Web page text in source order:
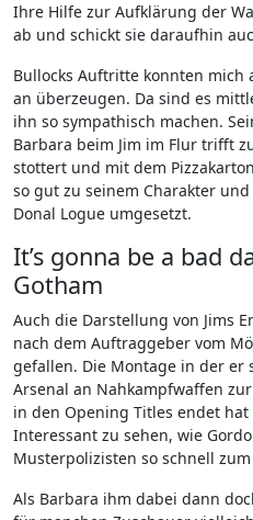
Ihre Hilfe zur Aufklärung der
ab und schickt sie daraufhin
Bullocks Auftritte konnten mich
an überzeugen. Da sind es
ihn so sympathisch machen.
Barbara beim Jim im Flur trifft
stottert und mit dem
so gut zu seinem Charakter
Donal Logue umgesetzt.
It’s gonna be a bad
Gotham
Auch die Darstellung von Jims
nach dem Auftraggeber vom
gefallen. Die Montage in der er
Arsenal an Nahkampfwaffen
in den Opening Titles endet
Interessant zu sehen, wie
Musterpolizisten so schnell zum
Als Barbara ihm dabei dann